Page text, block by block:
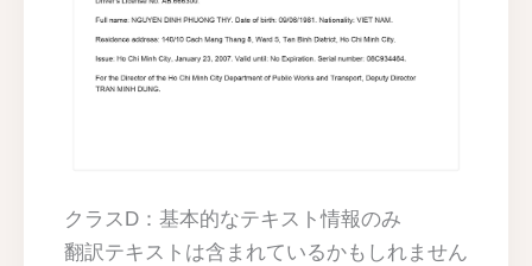
クラスD：基本的なテキスト情報のみ
翻訳テキストは含まれているかもしれません